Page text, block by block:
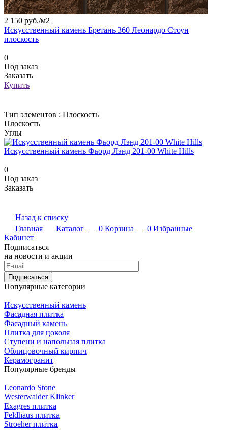
2 150 руб./м2
Искусственный камень Бретань 360 Леонардо Стоун
плоскость
0
Под заказ
Заказать
Купить
Тип элементов : Плоскость
Плоскость
Углы
Искусственный камень Фьорд Лэнд 201-00 White Hills
0
Под заказ
Заказать
Назад к списку
Главная
Каталог 0 Корзина 0 Избранные
Кабинет
Подписаться
на новости и акции
Подписаться
Популярные категории
Искусственный камень
Фасадная плитка
Фасадный камень
Плитка для цоколя
Ступени и напольная плитка
Облицовочный кирпич
Керамогранит
Популярные бренды
Leonardo Stone
Westerwalder Klinker
Exagres плитка
Feldhaus плитка
Stroeher плитка